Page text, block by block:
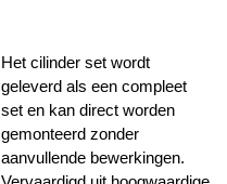
Het cilinder set wordt
geleverd als een compleet
set en kan direct worden
gemonteerd zonder
aanvullende bewerkingen.